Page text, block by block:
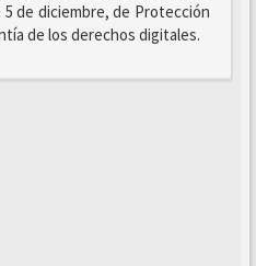
5 de diciembre, de Protección
de los derechos digitales.